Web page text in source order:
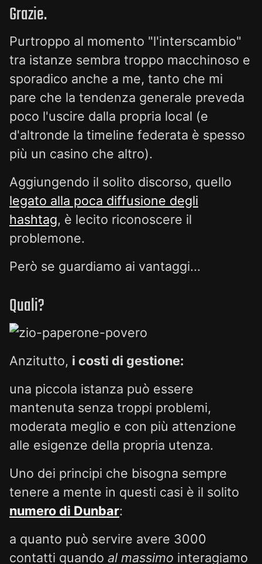
Grazie.
Purtroppo al momento "l'interscambio"
tra istanze sembra troppo macchinoso e
sporadico anche a me, tanto che mi
pare che la tendenza generale preveda
poco l'uscire dalla propria local (e
d'altronde la timeline federata è spesso
più un casino che altro).
Aggiungendo il solito discorso, quello
legato alla poca diffusione degli
hashtag, è lecito riconoscere il
problemone.
Però se guardiamo ai vantaggi...
Quali?
Anzitutto, i costi di gestione:
una piccola istanza può essere
mantenuta senza troppi problemi,
moderata meglio e con più attenzione
alle esigenze della propria utenza.
Uno dei principi che bisogna sempre
tenere a mente in questi casi è il solito
numero di Dunbar:
a quanto può servire avere 3000
contatti quando al massimo interagiamo